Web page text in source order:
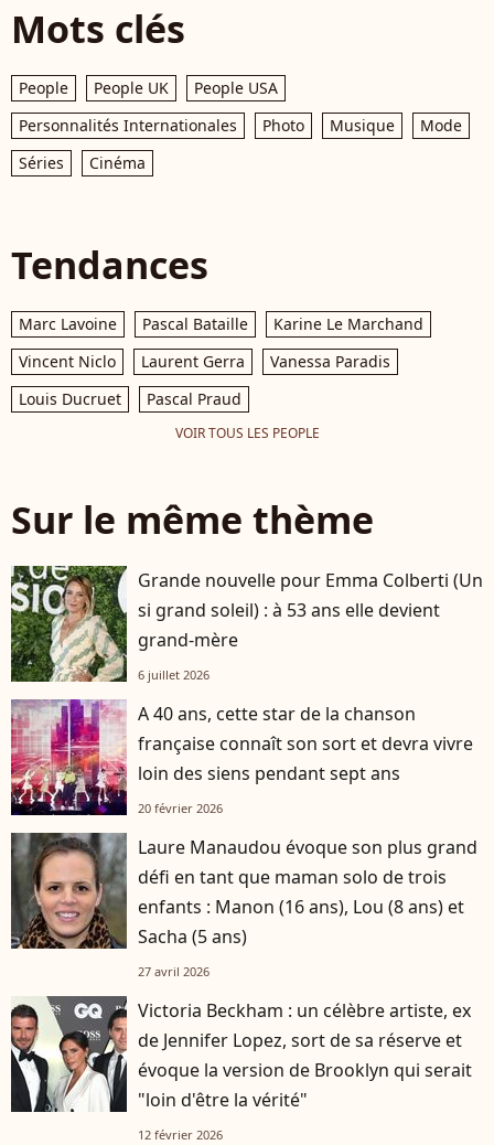
Mots clés
People People UK
People USA
Personnalités Internationales
Photo Musique
Mode
Séries
Cinéma
Tendances
Marc Lavoine Pascal Bataille
Karine Le Marchand
Vincent Niclo
Laurent Gerra
Vanessa Paradis
Louis Ducruet
Pascal Praud
VOIR TOUS LES PEOPLE
Sur le même thème
Grande nouvelle pour Emma Colberti (Un
si grand soleil) : à 53 ans elle devient
grand-mère
6 juillet 2026
A 40 ans, cette star de la chanson
française connaît son sort et devra vivre
loin des siens pendant sept ans
20 février 2026
Laure Manaudou évoque son plus grand
défi en tant que maman solo de trois
enfants : Manon (16 ans), Lou (8 ans) et
Sacha (5 ans)
27 avril 2026
Victoria Beckham : un célèbre artiste, ex
de Jennifer Lopez, sort de sa réserve et
évoque la version de Brooklyn qui serait
"loin d'être la vérité"
12 février 2026